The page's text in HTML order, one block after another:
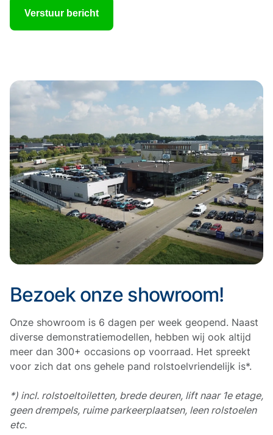
Verstuur bericht
Bezoek onze showroom!
Onze showroom is 6 dagen per week geopend. Naast
diverse demonstratiemodellen, hebben wij ook altijd
meer dan 300+ occasions op voorraad. Het spreekt
voor zich dat ons gehele pand rolstoelvriendelijk is*.
*) incl. rolstoeltoiletten, brede deuren, lift naar 1e etage,
geen drempels, ruime parkeerplaatsen, leen rolstoelen
etc.